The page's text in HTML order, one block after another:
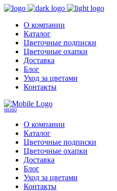
О компании
Каталог
Цветочные подписки
Цветочные охапки
Доставка
Блог
Уход за цветами
Контакты
МЕНЮ
О компании
Каталог
Цветочные подписки
Цветочные охапки
Доставка
Блог
Уход за цветами
Контакты